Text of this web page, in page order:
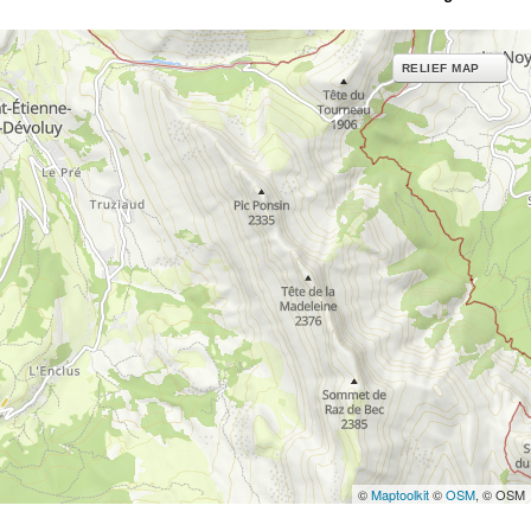
RELIEF MAP
©Maptoolkit©OSM, © OSM